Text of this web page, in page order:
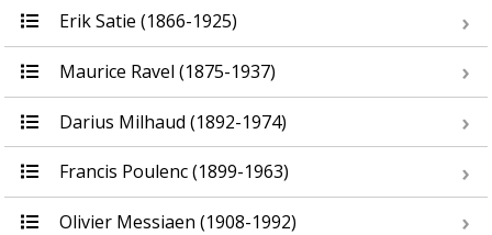
Erik Satie (1866-1925)
Maurice Ravel (1875-1937)
Darius Milhaud (1892-1974)
Francis Poulenc (1899-1963)
Olivier Messiaen (1908-1992)